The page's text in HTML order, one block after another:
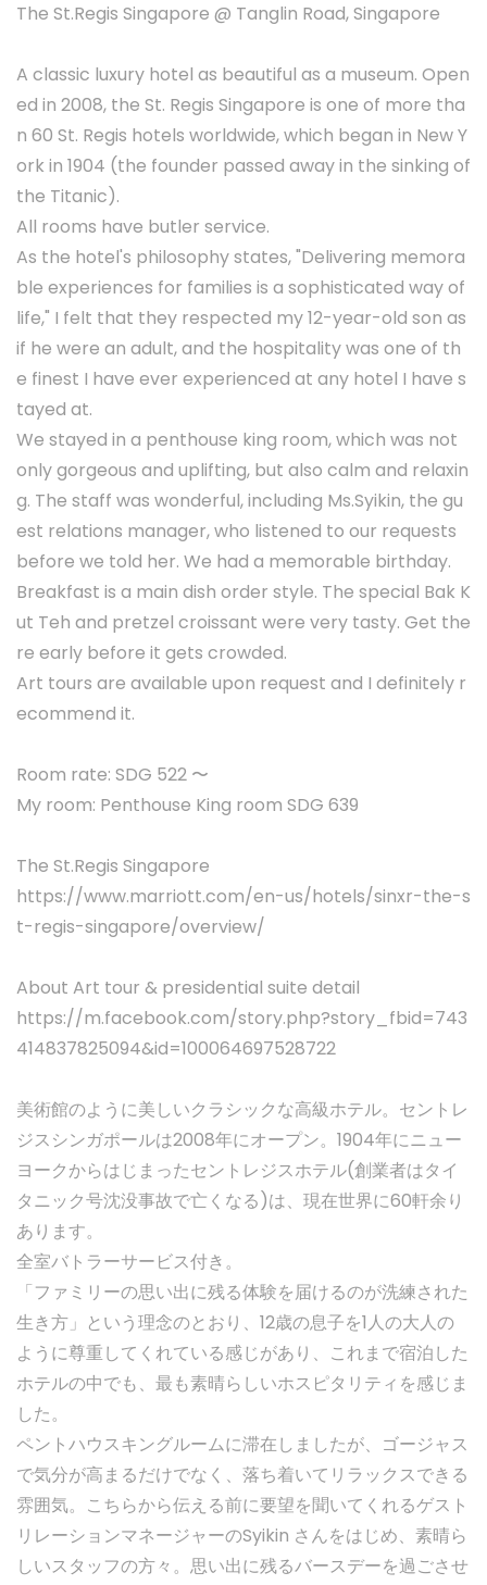
The St.Regis Singapore @ Tanglin Road, Singapore
A classic luxury hotel as beautiful as a museum. Open
ed in 2008, the St. Regis Singapore is one of more tha
n 60 St. Regis hotels worldwide, which began in New Y
ork in 1904 (the founder passed away in the sinking of
the Titanic).
All rooms have butler service.
As the hotel's philosophy states, "Delivering memora
ble experiences for families is a sophisticated way of
life," I felt that they respected my 12-year-old son as
if he were an adult, and the hospitality was one of th
e finest I have ever experienced at any hotel I have s
tayed at.
We stayed in a penthouse king room, which was not
only gorgeous and uplifting, but also calm and relaxin
g. The staff was wonderful, including Ms.Syikin, the gu
est relations manager, who listened to our requests
before we told her. We had a memorable birthday.
Breakfast is a main dish order style. The special Bak K
ut Teh and pretzel croissant were very tasty. Get the
re early before it gets crowded.
Art tours are available upon request and I definitely r
ecommend it.
Room rate: SDG 522 〜
My room: Penthouse King room SDG 639
The St.Regis Singapore
https://www.marriott.com/en-us/hotels/sinxr-the-s
t-regis-singapore/overview/
About Art tour & presidential suite detail
https://m.facebook.com/story.php?story_fbid=743
414837825094&id=100064697528722
美術館のように美しいクラシックな高級ホテル。セントレ
ジスシンガポールは2008年にオープン。1904年にニュー
ヨークからはじまったセントレジスホテル(創業者はタイ
タニック号沈没事故で亡くなる)は、現在世界に60軒余り
あります。
全室バトラーサービス付き。
「ファミリーの思い出に残る体験を届けるのが洗練された
生き方」という理念のとおり、12歳の息子を1人の大人の
ように尊重してくれている感じがあり、これまで宿泊した
ホテルの中でも、最も素晴らしいホスピタリティを感じま
した。
ペントハウスキングルームに滞在しましたが、ゴージャス
で気分が高まるだけでなく、落ち着いてリラックスできる
雰囲気。こちらから伝える前に要望を聞いてくれるゲスト
リレーションマネージャーのSyikin さんをはじめ、素晴ら
しいスタッフの方々。思い出に残るバースデーを過ごさせ